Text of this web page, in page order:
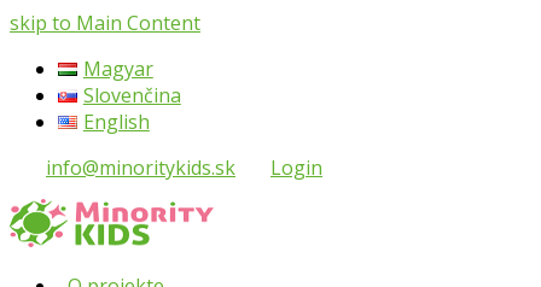
skip to Main Content
Magyar
Slovenčina
English
info@minoritykids.sk
Login